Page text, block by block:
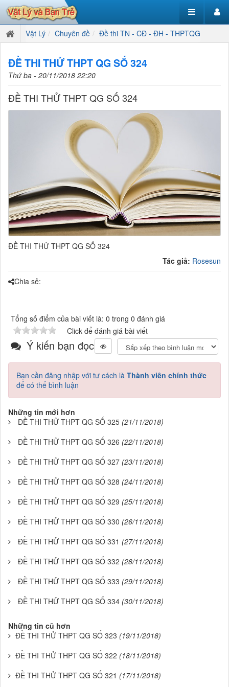
Vật Lý Chuyên đề Đề thi TN - CĐ - ĐH - THPTQG
ĐỀ THI THỬ THPT QG SỐ 324
Thứ ba - 20/11/2018 22:20
ĐỀ THI THỬ THPT QG SỐ 324
ĐỀ THI THỬ THPT QG SỐ 324
Tác giả: Rosesun
Chia sẻ:
Tổng số điểm của bài viết là: 0 trong 0 đánh giá
Click để đánh giá bài viết
Ý kiến bạn đọc
Bạn cần đăng nhập với tư cách là Thành viên chính thức
để có thể bình luận
Những tin mới hơn
ĐỀ THI THỬ THPT QG SỐ 325 (21/11/2018)
ĐỀ THI THỬ THPT QG SỐ 326 (22/11/2018)
ĐỀ THI THỬ THPT QG SỐ 327 (23/11/2018)
ĐỀ THI THỬ THPT QG SỐ 328 (24/11/2018)
ĐỀ THI THỬ THPT QG SỐ 329 (25/11/2018)
ĐỀ THI THỬ THPT QG SỐ 330 (26/11/2018)
ĐỀ THI THỬ THPT QG SỐ 331 (27/11/2018)
ĐỀ THI THỬ THPT QG SỐ 332 (28/11/2018)
ĐỀ THI THỬ THPT QG SỐ 333 (29/11/2018)
ĐỀ THI THỬ THPT QG SỐ 334 (30/11/2018)
Những tin cũ hơn
ĐỀ THI THỬ THPT QG SỐ 323 (19/11/2018)
ĐỀ THI THỬ THPT QG SỐ 322 (18/11/2018)
ĐỀ THI THỬ THPT QG SỐ 321 (17/11/2018)